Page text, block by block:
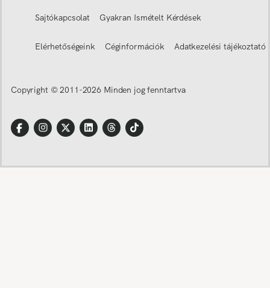
Sajtókapcsolat Gyakran Ismételt Kérdések
Elérhetőségeink Céginformációk Adatkezelési tájékoztató
Copyright © 2011-2026 Minden jog fenntartva